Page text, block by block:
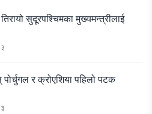
सुदूरपश्चिमका मुख्यमन्त्रीलाई
र क्रोएशिया पहिलो पटक